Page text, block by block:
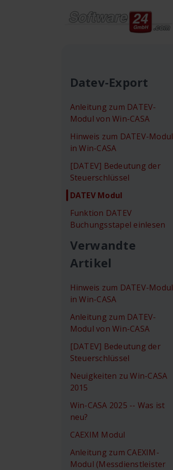
Datev-Export
Anleitung zum DATEV-
Modul von Win-CASA
Hinweis zum DATEV-Modul
in Win-CASA
[DATEV] Bedeutung der
Steuerschlüssel
DATEV Modul
Funktion DATEV
Buchungsstapel einlesen
Verwandte
Artikel
Hinweis zum DATEV-Modul
in Win-CASA
Anleitung zum DATEV-
Modul von Win-CASA
[DATEV] Bedeutung der
Steuerschlüssel
Neuigkeiten zu Win-CASA
2015
Win-CASA 2025 -- Was ist
neu?
CAEXIM Modul
Anleitung zum CAEXIM-
Modul (Messdienstleister